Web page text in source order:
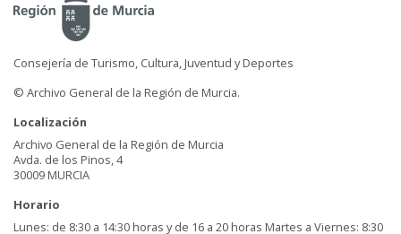
Consejería de Turismo, Cultura, Juventud y Deportes
© Archivo General de la Región de Murcia.
Localización
Archivo General de la Región de Murcia
Avda. de los Pinos, 4
30009 MURCIA
Horario
Lunes: de 8:30 a 14:30 horas y de 16 a 20 horas Martes a Viernes: 8:30